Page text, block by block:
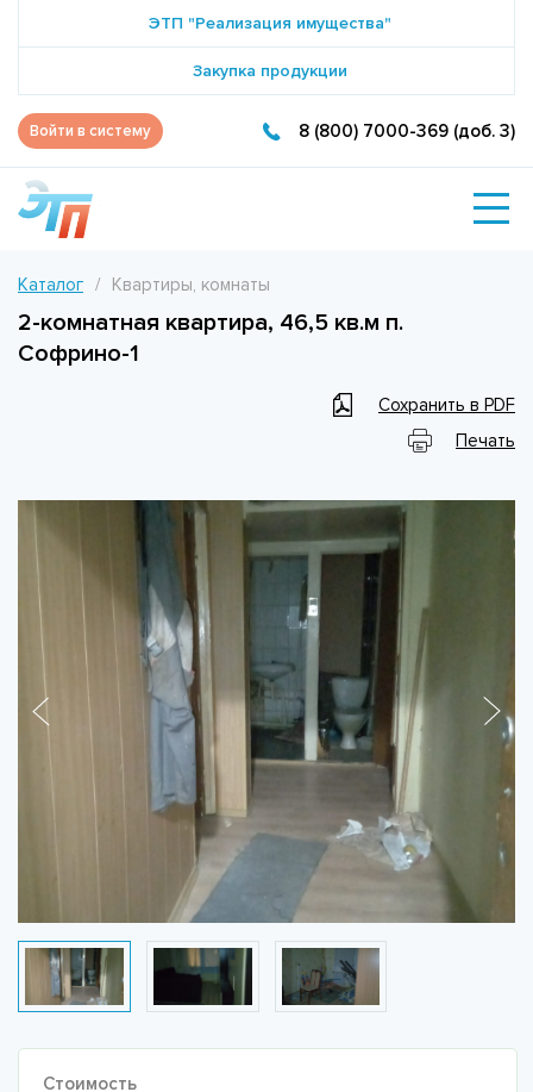
ЭТП "Реализация имущества"
Закупка продукции
Войти в систему 8 (800) 7000-369 (доб. 3)
Каталог Квартиры, комнаты
2-комнатная квартира, 46,5 кв.м п.
Софрино-1
Сохранить в PDF
Печать
Стоимость